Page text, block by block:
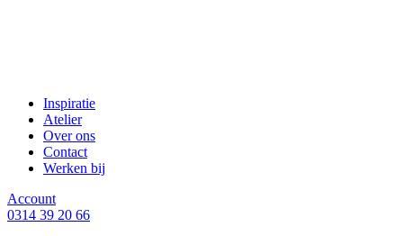
Inspiratie
Atelier
Over ons
Contact
Werken bij
Account
0314 39 20 66